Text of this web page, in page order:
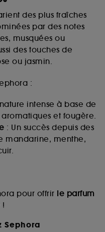
des plus fraîches
par des notes
musquées ou
des touches de
ou jasmin.
:
intense à base de
et fougère.
: Un succès depuis des
mandarine, menthe,
pour offrir le parfum
!
Sephora